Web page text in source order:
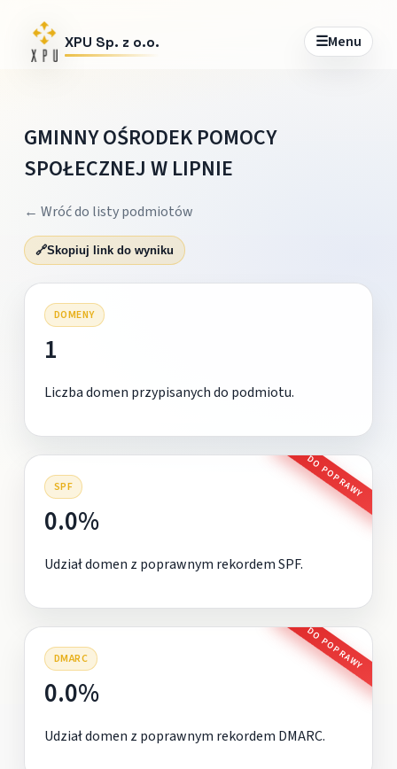
XPU Sp. z o.o. ☰Menu
GMINNY OŚRODEK POMOCY
SPOŁECZNEJ W LIPNIE
← Wróć do listy podmiotów
🔗Skopiuj link do wyniku
DOMENY
1
Liczba domen przypisanych do podmiotu.
SPF DO POPRAWY
0.0%
Udział domen z poprawnym rekordem SPF.
DMARC DO POPRAWY
0.0%
Udział domen z poprawnym rekordem DMARC.